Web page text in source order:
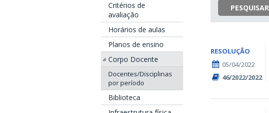
Critérios de
avaliação
Horários de aulas
Planos de ensino
Corpo Docente
Docentes/Disciplinas
por período
Biblioteca
PESQUISAR
RESOLUÇÃO
05/04/2022
46/2022/2022